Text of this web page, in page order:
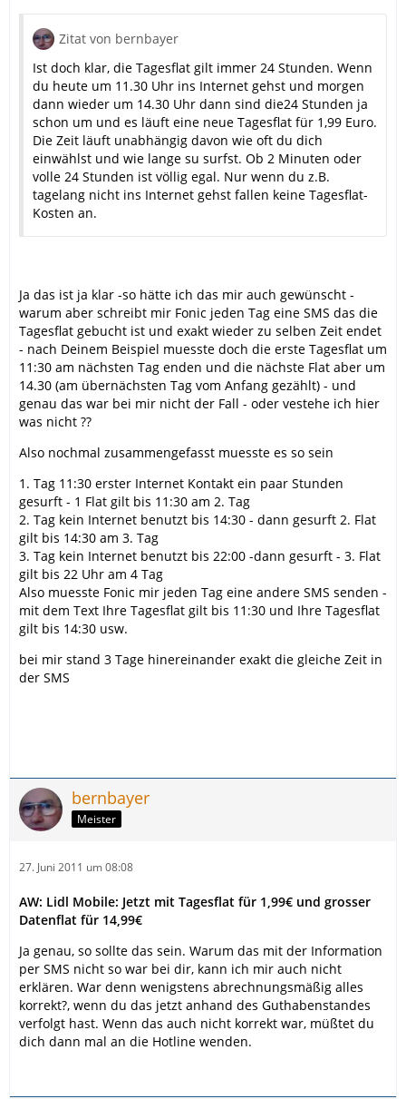
Zitat von bernbayer
Ist doch klar, die Tagesflat gilt immer 24 Stunden. Wenn
du heute um 11.30 Uhr ins Internet gehst und morgen
dann wieder um 14.30 Uhr dann sind die24 Stunden ja
schon um und es läuft eine neue Tagesflat für 1,99 Euro.
Die Zeit läuft unabhängig davon wie oft du dich
einwählst und wie lange su surfst. Ob 2 Minuten oder
volle 24 Stunden ist völlig egal. Nur wenn du z.B.
tagelang nicht ins Internet gehst fallen keine Tagesflat-
Kosten an.
Ja das ist ja klar -so hätte ich das mir auch gewünscht -
warum aber schreibt mir Fonic jeden Tag eine SMS das die
Tagesflat gebucht ist und exakt wieder zu selben Zeit endet
- nach Deinem Beispiel muesste doch die erste Tagesflat um
11:30 am nächsten Tag enden und die nächste Flat aber um
14.30 (am übernächsten Tag vom Anfang gezählt) - und
genau das war bei mir nicht der Fall - oder vestehe ich hier
was nicht ??
Also nochmal zusammengefasst muesste es so sein
1. Tag 11:30 erster Internet Kontakt ein paar Stunden
gesurft - 1 Flat gilt bis 11:30 am 2. Tag
2. Tag kein Internet benutzt bis 14:30 - dann gesurft 2. Flat
gilt bis 14:30 am 3. Tag
3. Tag kein Internet benutzt bis 22:00 -dann gesurft - 3. Flat
gilt bis 22 Uhr am 4 Tag
Also muesste Fonic mir jeden Tag eine andere SMS senden -
mit dem Text Ihre Tagesflat gilt bis 11:30 und Ihre Tagesflat
gilt bis 14:30 usw.
bei mir stand 3 Tage hinereinander exakt die gleiche Zeit in
der SMS
bernbayer
Meister
27. Juni 2011 um 08:08
AW: Lidl Mobile: Jetzt mit Tagesflat für 1,99€ und grosser
Datenflat für 14,99€
Ja genau, so sollte das sein. Warum das mit der Information
per SMS nicht so war bei dir, kann ich mir auch nicht
erklären. War denn wenigstens abrechnungsmäßig alles
korrekt?, wenn du das jetzt anhand des Guthabenstandes
verfolgt hast. Wenn das auch nicht korrekt war, müßtet du
dich dann mal an die Hotline wenden.